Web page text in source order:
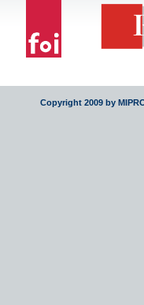
Copyright 2009 by